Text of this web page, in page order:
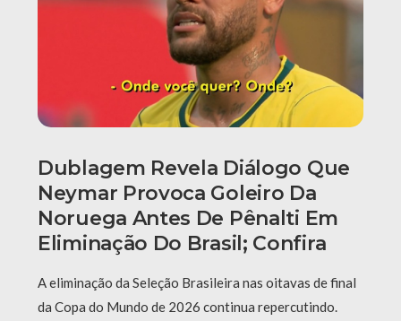
Dublagem Revela Diálogo Que
Neymar Provoca Goleiro Da
Noruega Antes De Pênalti Em
Eliminação Do Brasil; Confira
A eliminação da Seleção Brasileira nas oitavas de final
da Copa do Mundo de 2026 continua repercutindo.